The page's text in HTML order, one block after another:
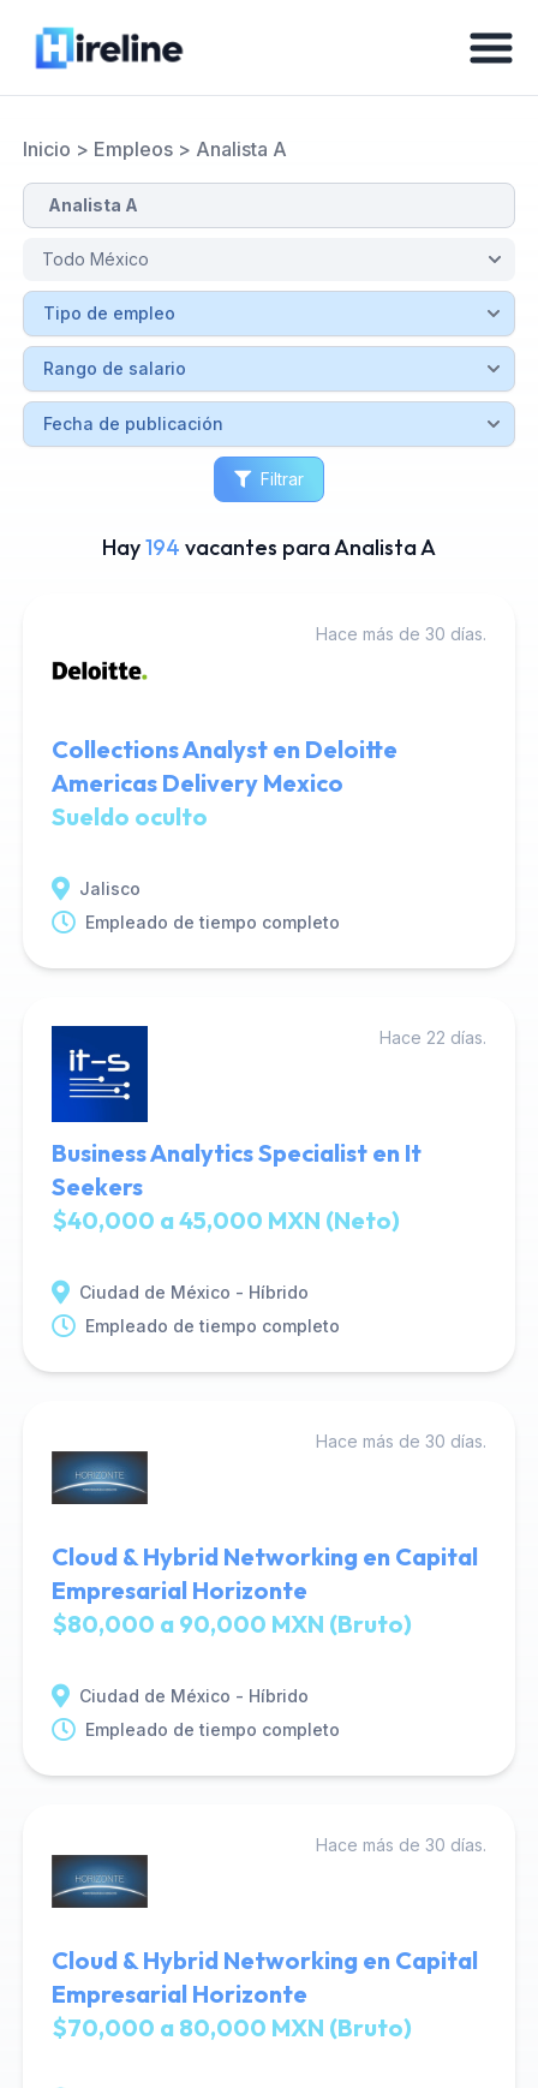
Inicio > Empleos> Analista A
Filtrar
Hay194 vacantes para Analista A
Hace más de 30 días.
Collections Analyst en Deloitte
Americas Delivery Mexico
Sueldo oculto
Jalisco
Empleado de tiempo completo
Hace 22 días.
Business Analytics Specialist en It
Seekers
$40,000 a 45,000 MXN (Neto)
Ciudad de México - Híbrido
Empleado de tiempo completo
Hace más de 30 días.
Cloud & Hybrid Networking en Capital
Empresarial Horizonte
$80,000 a 90,000 MXN (Bruto)
Ciudad de México - Híbrido
Empleado de tiempo completo
Hace más de 30 días.
Cloud & Hybrid Networking en Capital
Empresarial Horizonte
$70,000 a 80,000 MXN (Bruto)